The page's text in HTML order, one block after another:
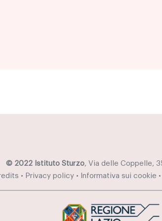
© 2022 Istituto Sturzo, Via delle Coppelle,
• Privacy policy• Informativa sui cookie •